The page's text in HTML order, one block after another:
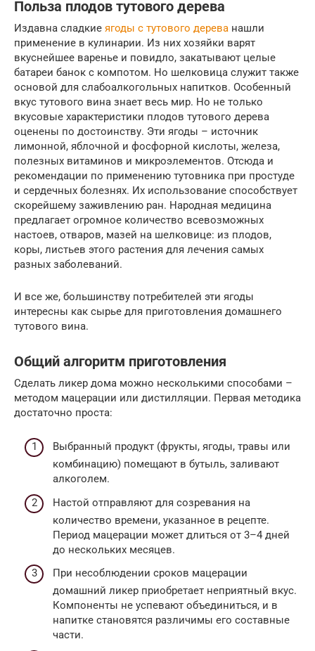
Польза плодов тутового дерева
Издавна сладкие ягоды с тутового дерева нашли
применение в кулинарии. Из них хозяйки варят
вкуснейшее варенье и повидло, закатывают целые
батареи банок с компотом. Но шелковица служит также
основой для слабоалкогольных напитков. Особенный
вкус тутового вина знает весь мир. Но не только
вкусовые характеристики плодов тутового дерева
оценены по достоинству. Эти ягоды – источник
лимонной, яблочной и фосфорной кислоты, железа,
полезных витаминов и микроэлементов. Отсюда и
рекомендации по применению тутовника при простуде
и сердечных болезнях. Их использование способствует
скорейшему заживлению ран. Народная медицина
предлагает огромное количество всевозможных
настоев, отваров, мазей на шелковице: из плодов,
коры, листьев этого растения для лечения самых
разных заболеваний.
И все же, большинству потребителей эти ягоды
интересны как сырье для приготовления домашнего
тутового вина.
Общий алгоритм приготовления
Сделать ликер дома можно несколькими способами –
методом мацерации или дистилляции. Первая методика
достаточно проста:
Выбранный продукт (фрукты, ягоды, травы или
комбинацию) помещают в бутыль, заливают
алкоголем.
Настой отправляют для созревания на
количество времени, указанное в рецепте.
Период мацерации может длиться от 3–4 дней
до нескольких месяцев.
При несоблюдении сроков мацерации
домашний ликер приобретает неприятный вкус.
Компоненты не успевают объединиться, и в
напитке становятся различимы его составные
части.